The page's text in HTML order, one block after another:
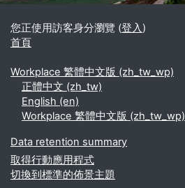
您正使用訪客身分瀏覽 (登入)
首頁
Workplace 繁體中文版 ‎(zh_tw_wp)‎
正體中文 ‎(zh_tw)‎
English ‎(en)‎
Workplace 繁體中文版 ‎(zh_tw_wp)‎
Data retention summary
取得行動應用程式
切換到標準的佈景主題